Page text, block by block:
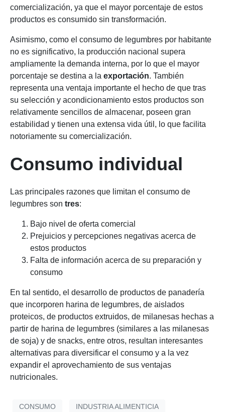
comercialización, ya que el mayor porcentaje de estos
productos es consumido sin transformación.
Asimismo, como el consumo de legumbres por habitante
no es significativo, la producción nacional supera
ampliamente la demanda interna, por lo que el mayor
porcentaje se destina a la exportación. También
representa una ventaja importante el hecho de que tras
su selección y acondicionamiento estos productos son
relativamente sencillos de almacenar, poseen gran
estabilidad y tienen una extensa vida útil, lo que facilita
notoriamente su comercialización.
Consumo individual
Las principales razones que limitan el consumo de
legumbres son tres:
Bajo nivel de oferta comercial
Prejuicios y percepciones negativas acerca de
estos productos
Falta de información acerca de su preparación y
consumo
En tal sentido, el desarrollo de productos de panadería
que incorporen harina de legumbres, de aislados
proteicos, de productos extruidos, de milanesas hechas a
partir de harina de legumbres (similares a las milanesas
de soja) y de snacks, entre otros, resultan interesantes
alternativas para diversificar el consumo y a la vez
expandir el aprovechamiento de sus ventajas
nutricionales.
CONSUMO INDUSTRIA ALIMENTICIA